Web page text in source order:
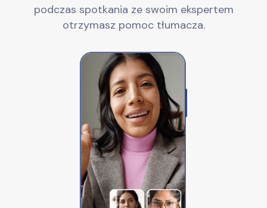
podczas spotkania ze swoim ekspertem
otrzymasz pomoc tłumacza.